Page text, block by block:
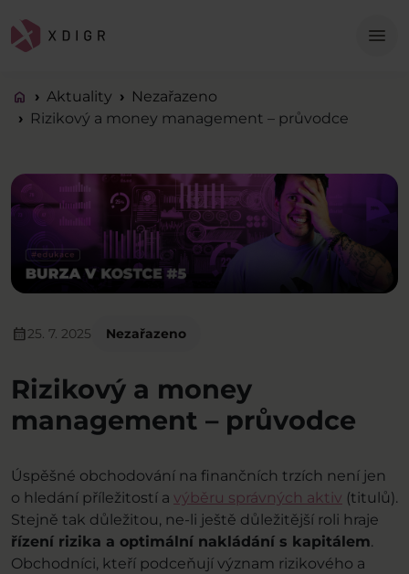
menu
home Aktuality
Nezařazeno
Rizikový a money management – průvodce
calendar_month25. 7. 2025 Nezařazeno
Rizikový a money
management – průvodce
Úspěšné obchodování na finančních trzích není jen
o hledání příležitostí a výběru správných aktiv (titulů).
Stejně tak důležitou, ne-li ještě důležitější roli hraje
řízení rizika a optimální nakládání s kapitálem.
Obchodníci, kteří podceňují význam rizikového a